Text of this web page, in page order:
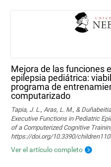
Mejora de las funciones
epilepsia pediátrica:
programa de
computarizado
Tapia, J. L., Aras, L. M., &
Executive Functions in Pediatric
of a Computerized Cognitive
https://doi.org/10.3390/
Ver el artículo completo